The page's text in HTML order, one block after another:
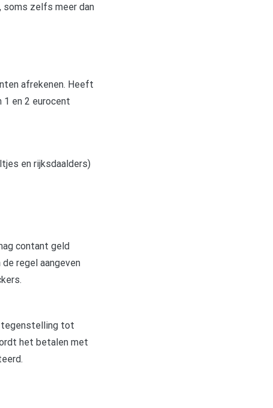
soms zelfs meer dan
afrekenen. Heeft
1 en 2 eurocent
en rijksdaalders)
contant geld
regel aangeven
tegenstelling tot
het betalen met